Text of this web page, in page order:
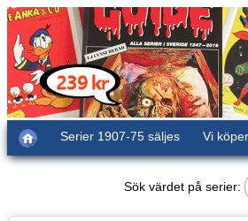
Serier 1907-75 säljes Vi
Sök värdet på serier: